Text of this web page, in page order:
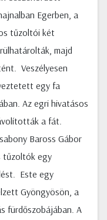
Egerben, a
tűzoltói két
majd
Veszélyesen
egy fa
Az egri hivatásos
a fát.
Baross Gábor
tűzoltók egy
Este egy
Gyöngyösön, a
fürdőszobájában. A